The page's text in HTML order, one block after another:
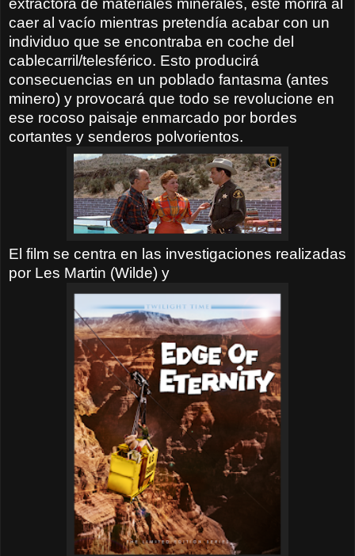
extractora de materiales minerales, éste morirá al
caer al vacío mientras pretendía acabar con un
individuo que se encontraba en coche del
cablecarril/telesférico. Esto producirá
consecuencias en un poblado fantasma (antes
minero) y provocará que todo se revolucione en
ese rocoso paisaje enmarcado por bordes
cortantes y senderos polvorientos.
El film se centra en las investigaciones realizadas
por Les Martin (Wilde) y